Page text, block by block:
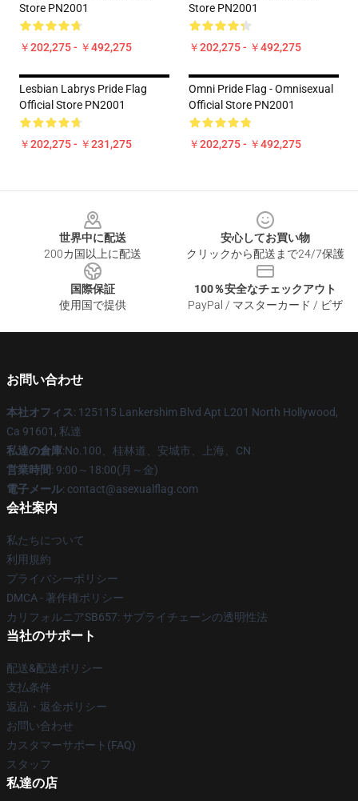
Store PN2001
￥202,275 - ￥492,275
Store PN2001
￥202,275 - ￥492,275
Lesbian Labrys Pride Flag
Official Store PN2001
￥202,275 - ￥231,275
Omni Pride Flag - Omnisexual
Official Store PN2001
￥202,275 - ￥492,275
世界中に配送
200カ国以上に配送
安心してお買い物
クリックから配送まで24/7保護
国際保証
使用国で提供
100％安全なチェックアウト
PayPal / マスターカード / ビザ
お問い合わせ
本社オフィス: 125115 Lankershim Blvd Apt L201 North Hollywood,
Ca 91601, 私達
私達の倉庫:No.100、桂林道、安城市、上海、CN
営業時間: 9:00～18:00(月～金)
電子メール: contact@asexualflag.com
会社案内
私たちについて
利用規約
プライバシーポリシー
DMCA - 著作権ポリシー
カリフォルニアSB657: サプライチェーンの透明性法
当社のサポート
配送&配送ポリシー
支払条件
返品・返金ポリシー
お問い合わせ
カスタマーサポート(FAQ)
スタッフ
私達の店